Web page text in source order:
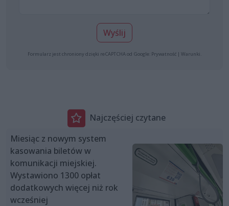
Wyślij
Formularz jest chroniony dzięki reCAPTCHA od Google: Prywatność | Warunki
Najczęściej czytane
Miesiąc z nowym system
kasowania biletów w
komunikacji miejskiej.
Wystawiono 1300 opłat
dodatkowych więcej niż rok
wcześniej